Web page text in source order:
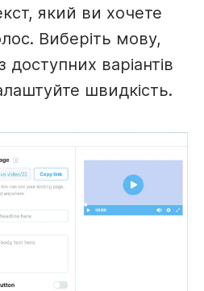
який ви хочете
Виберіть мову,
доступних варіантів
швидкість.